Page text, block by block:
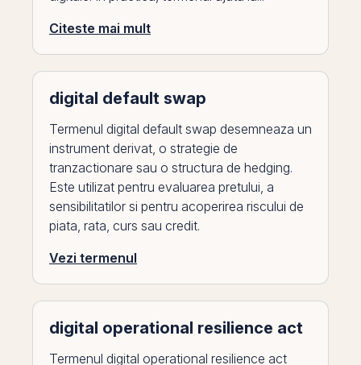
Citeste mai mult
digital default swap
Termenul digital default swap desemneaza un
instrument derivat, o strategie de
tranzactionare sau o structura de hedging.
Este utilizat pentru evaluarea pretului, a
sensibilitatilor si pentru acoperirea riscului de
piata, rata, curs sau credit.
Vezi termenul
digital operational resilience act
Termenul digital operational resilience act